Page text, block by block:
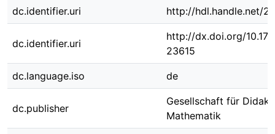
dc.identifier.uri http://hdl.handle.net/
dc.identifier.uri
http://dx.doi.org/
23615
dc.language.iso de
dc.publisher
Gesellschaft für
Mathematik